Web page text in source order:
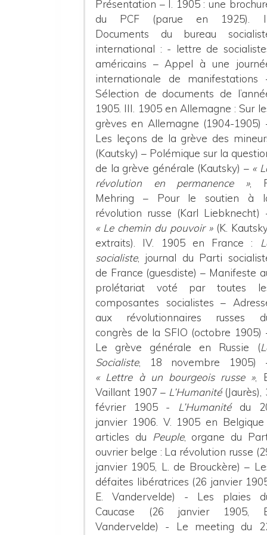
Présentation – I. 1905 : une
du PCF (parue en 1925).
Documents du bureau
international : - lettre de
américains – Appel à une
internationale de manifestations
Sélection de documents de
1905. III. 1905 en Allemagne : Sur
grèves en Allemagne (1904-1905)
Les leçons de la grève des
(Kautsky) – Polémique sur la
de la grève générale (Kautsky) – «
révolution en permanence »,
Mehring – Pour le soutien à
révolution russe (Karl Liebknecht)
« Le chemin du pouvoir »(K.
extraits). IV. 1905 en France :
socialiste, journal du Parti
de France (guesdiste) – Manifeste
prolétariat voté par toutes
composantes socialistes –
aux révolutionnaires russes
congrès de la SFIO (octobre 1905)
Le grève générale en Russie (
Socialiste, 18 novembre 1905)
« Lettre à un bourgeois russe »,
Vaillant 1907 – L’Humanité(Jaurès),
février 1905 - L’Humanité du
janvier 1906. V. 1905 en Belgique
articles du
Peuple, organe du
ouvrier belge : La révolution russe
janvier 1905, L. de Brouckère) –
défaites libératrices (26 janvier
E. Vandervelde) - Les plaies
Caucase (26 janvier 1905,
Vandervelde) - Le meeting du